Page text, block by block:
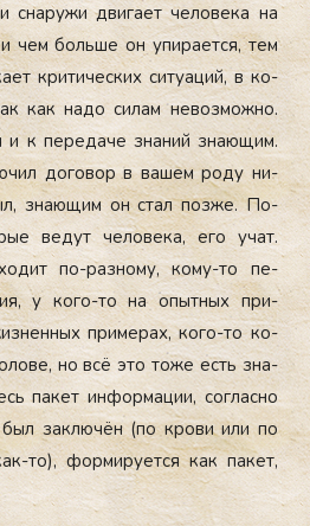
сна­ружи дви­га­ет че­лове­ка на
чем боль­ше он упи­ра­ет­ся, тем
кри­тичес­ких си­ту­аций, в ко­
как на­до си­лам не­воз­можно.
и к пе­реда­че зна­ний зна­ющим.
до­говор в ва­шем ро­ду ни­
зна­ющим он стал поз­же. По­
ве­дут че­лове­ка, его учат.
по-раз­но­му, ко­му-то пе­
у ко­го-то на опыт­ных при­
при­мерах, ко­го-то ко­
но всё это то­же есть зна­
па­кет ин­форма­ции, сог­ласно
зак­лю­чён (по кро­ви или по
то), фор­ми­ру­ет­ся как па­кет,